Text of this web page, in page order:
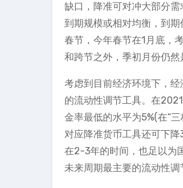
缺口，降准可对冲大部分
到期规模或相对均衡，到
春节，今年春节在1月底，
和跨节之外，季初月份仍然
考虑到目前经济环境下，
的流动性调节工具。在
金率最低的水平为5%(在“
对应降准货币工具还可下
在2-3年的时间，也足以为
未来周期最主要的流动性调